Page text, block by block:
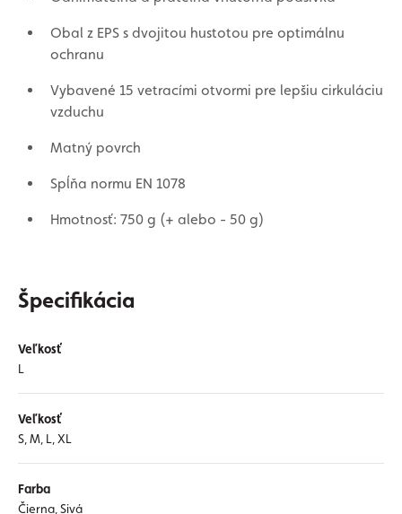
Obal z EPS s dvojitou hustotou pre optimálnu
ochranu
Vybavené 15 vetracími otvormi pre lepšiu cirkuláciu
vzduchu
Matný povrch
Spĺňa normu EN 1078
Hmotnosť: 750 g (+ alebo - 50 g)
Špecifikácia
Veľkosť
L
Veľkosť
S, M, L, XL
Farba
Čierna, Sivá